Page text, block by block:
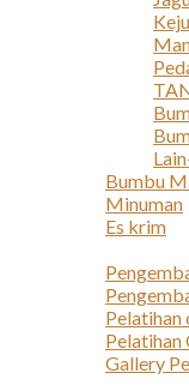
Keju
Bumbu
Minuman
Es krim
Pelatihan
Pelatihan
Gallery